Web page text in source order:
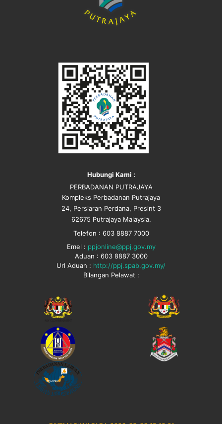
Hubungi Kami :
PERBADANAN PUTRAJAYA
Kompleks Perbadanan Putrajaya
24, Persiaran Perdana, Presint 3
62675 Putrajaya Malaysia.
Telefon : 603 8887 7000
Emel : ppjonline@ppj.gov.my
Aduan : 603 8887 3000
Url Aduan : http://ppj.spab.gov.my/
Bilangan Pelawat :